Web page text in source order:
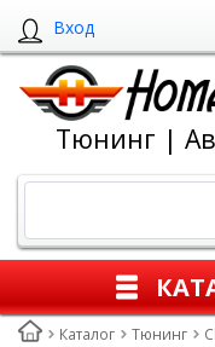
Вход
Тюнинг |
Каталог Тюнинг